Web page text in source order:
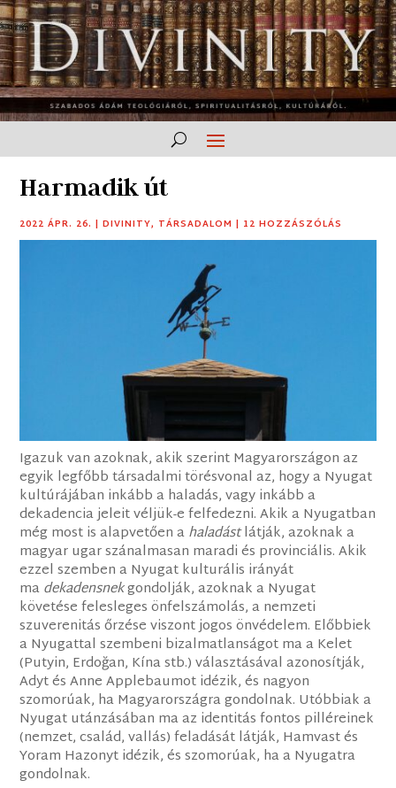
Harmadik út
2022 ÁPR. 26. |DIVINITY, TÁRSADALOM | 12 HOZZÁSZÓLÁS
Igazuk van azoknak, akik szerint Magyarországon az
egyik legfőbb társadalmi törésvonal az, hogy a Nyugat
kultúrájában inkább a haladás, vagy inkább a
dekadencia jeleit véljük-e felfedezni. Akik a Nyugatban
még most is alapvetően ahaladástlátják, azoknak a
magyar ugar szánalmasan maradi és provinciális. Akik
ezzel szemben a Nyugat kulturális irányát
madekadensnekgondolják, azoknak a Nyugat
követése felesleges önfelszámolás, a nemzeti
szuverenitás őrzése viszont jogos önvédelem. Előbbiek
a Nyugattal szembeni bizalmatlanságot ma a Kelet
(Putyin, Erdoğan, Kína stb.) választásával azonosítják,
Adyt és Anne Applebaumot idézik, és nagyon
szomorúak, ha Magyarországra gondolnak. Utóbbiak a
Nyugat utánzásában ma az identitás fontos pilléreinek
(nemzet, család, vallás) feladását látják, Hamvast és
Yoram Hazonyt idézik, és szomorúak, ha a Nyugatra
gondolnak.